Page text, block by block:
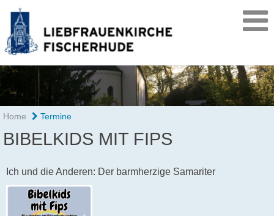
Home Termine
BIBELKIDS MIT FIPS
Ich und die Anderen: Der barmherzige Samariter